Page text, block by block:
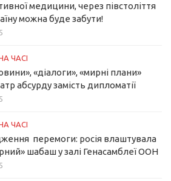
медицини, через півстоліття
можна буде забути!
ЧАСІ
«діалоги», «мирні плани»
абсурду замість дипломатії
ЧАСІ
перемоги: росія влаштувала
шабаш у залі Генасамблеї ООН